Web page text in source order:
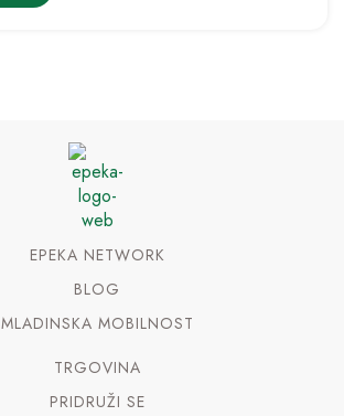
EPEKA NETWORK
BLOG
MLADINSKA MOBILNOST
TRGOVINA
PRIDRUŽI SE